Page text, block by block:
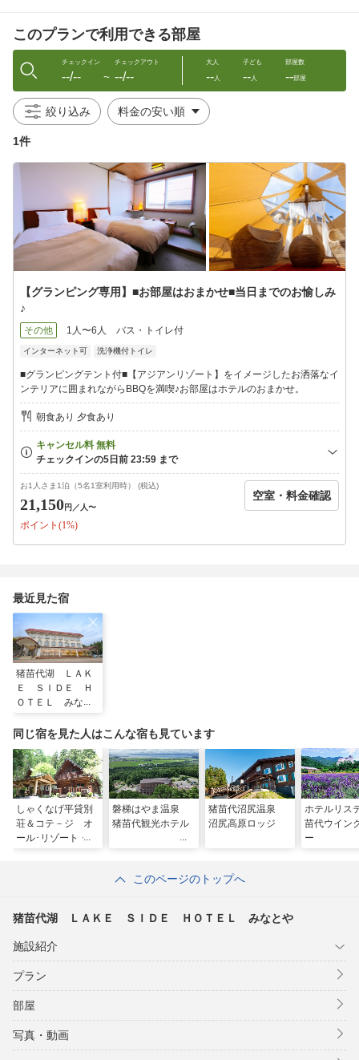
・牛チャックリブ
・サーロインステーキ
・豚バラ肉
・国産鶏肉
・MINATOYAオリジナルソーセージ
・地元野菜の盛り合わせ
・海鮮アヒージョ バゲット
・ガーリックシュリンプ
・焼きマシュマロ
場所：猪苗代グランピングBBQテラス（ホテル屋上）
時間：18：00〜20：30
※アルコール付ドリンク飲み放題（150分付）
※屋上(4階）までは階段でのご移動となります
◆ご朝食◆
東京で人気のベーカリーカフェ「パンとエスプレッソと。」が監
修した
洋食プレート、もしくはみなとや自慢の和朝食どちらかをお選び
いただけます。
※ご提供日によっては「和朝食」のみとなる場合もございます。
※翌朝食は「和食」「洋食」選べますが、
18時以降のご到着のお客様に関しましては『おまかせ』とさせて
いただきます。
当館にて和食か洋食かを決めさせていただきます。
◆麦飯石の湯◆
滑らかな肌にやさしい湯質をお楽しみいただけます。
旅の疲れは、お風呂でゆっくり癒してください。
※大浴場は24時間ご利用可能。
◆アクティビティ◆
自然と一体となる至福体験【絶景！テントサウナ】
火照ったら猪苗代湖へダイブ♪
サウナポンチョなどもご用意しております。
※ご希望の方は直接当館までお問い合わせ下さい。
※料金は別途発生します。
このプランで利用できる部屋
チェックイン
--/-- 〜
チェックアウト
--/--
大人
--人
子ども
--人
部屋数
--部屋
絞り込み
1件
【グランピング専用】■お部屋はおまかせ■当日までのお愉しみ
♪
その他 1人〜6人 バス・トイレ付
インターネット可 洗浄機付トイレ
■グランピングテント付■【アジアンリゾート】をイメージしたお洒落なイ
ンテリアに囲まれながらBBQを満喫♪お部屋はホテルのおまかせ。
朝食あり 夕食あり
お1人さま1泊（5名1室利用時） (税込)
21,150円 ／人〜
ポイント(1%)
空室・料金確認
最近見た宿
猪苗代湖 ＬＡＫ
Ｅ ＳＩＤＥ Ｈ
ＯＴＥＬ みなと
同じ宿を見た人はこんな宿も見ています
しゃくなげ平貸別
荘＆コテ－ジ オ
ール･リゾート・サ
磐梯はやま温泉
猪苗代観光ホテル
猪苗代沼尻温泉
沼尻高原ロッジ
ホテルリス
苗代ウイン
ー
このページのトップへ
猪苗代湖 ＬＡＫＥ ＳＩＤＥ ＨＯＴＥＬ みなとや
施設紹介
プラン
部屋
写真・動画